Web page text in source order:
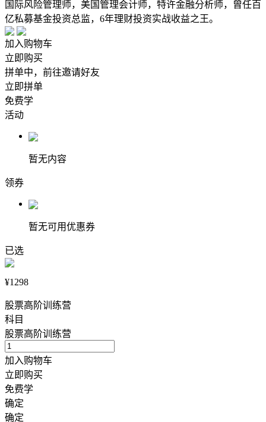
国际风险管理师，美国管理会计师，特许金融分析师，曾任百
亿私募基金投资总监，6年理财投资实战收益之王。
加入购物车
立即购买
拼单中，前往邀请好友
立即拼单
免费学
活动
暂无内容
领券
暂无可用优惠券
已选
¥1298
股票高阶训练营
科目
股票高阶训练营
加入购物车
立即购买
免费学
确定
确定